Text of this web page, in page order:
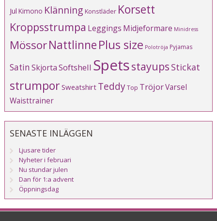
Jul Kimono Klänning Konstläder Korsett
Kroppsstrumpa Leggings Midjeformare Minidress
MössorNattlinnePlus size Polotröja Pyjamas
SatinSkjortaSoftshell Spetsstayups Stickat
strumporSweatshirt TeddyTop TröjorVarsel
Waisttrainer
SENASTE INLÄGGEN
Ljusare tider
Nyheter i februari
Nu stundar julen
Dan för 1:a advent
Öppningsdag